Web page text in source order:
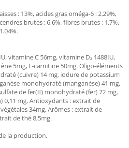
: 13%, acides gras oméga-6 : 2,29%,
brutes : 6,6%, fibres brutes : 1,7%,
vitamine C 56mg, vitamine D₃ 1488IU,
5mg, L-carnitine 50mg. Oligo-éléments
(cuivre) 14 mg, iodure de potassium
monohydraté (manganèse) 41 mg,
de fer(II) monohydraté (fer) 72 mg,
0,11 mg. Antioxydants : extrait de
34mg. Arômes : extrait de
de thé 8,5mg.
la production.